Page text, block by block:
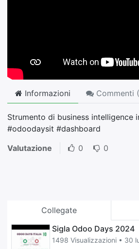
Collegate
Sigla Odoo Days 2024
1498 Visualizzazioni • 30
Informazioni Commenti (
Strumento di business intelligence
#odoodaysit #dashboard
Valutazione
0 0